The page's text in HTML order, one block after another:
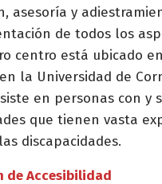
asesoría y
de todos los
centro está ubicado
la Universidad de
en personas con y
que tienen vasta
discapacidades.
de Accesibilidad